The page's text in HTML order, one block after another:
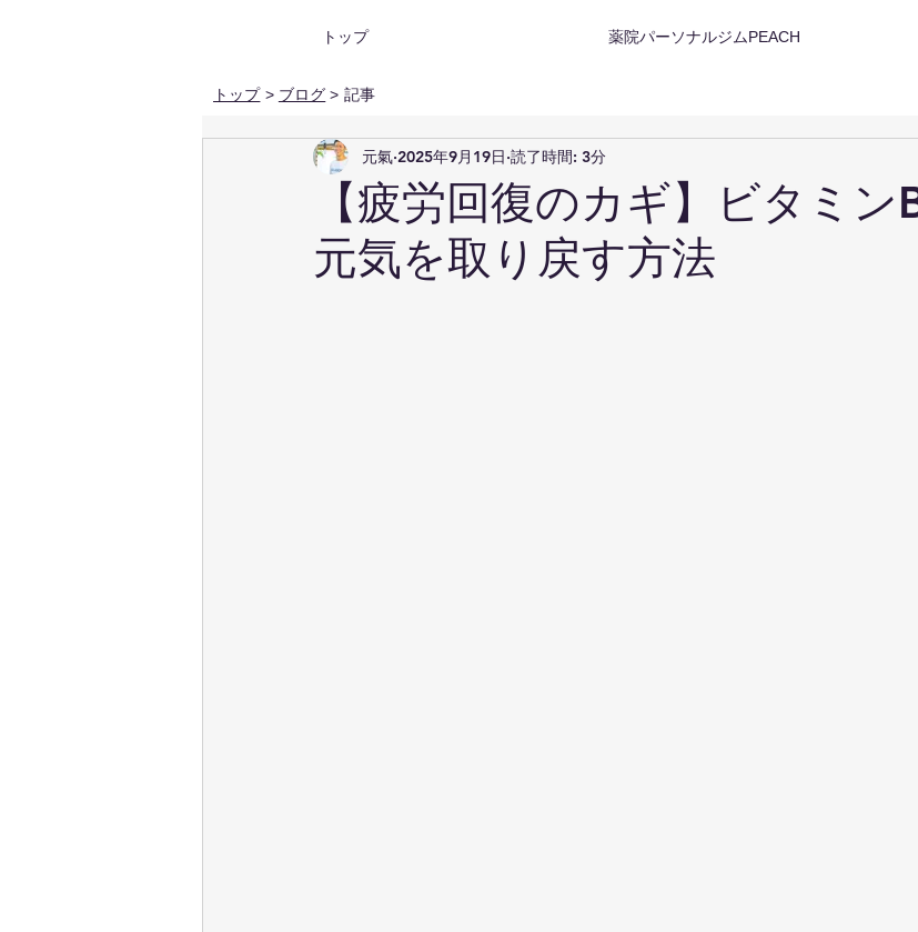
トップ 薬院パーソナルジムPEACH
トップ> ブログ > 記事
【疲労回復のカギ】ビタミ
元気を取り戻す方法
元氣 2025年9月19日 読了時間: 3分